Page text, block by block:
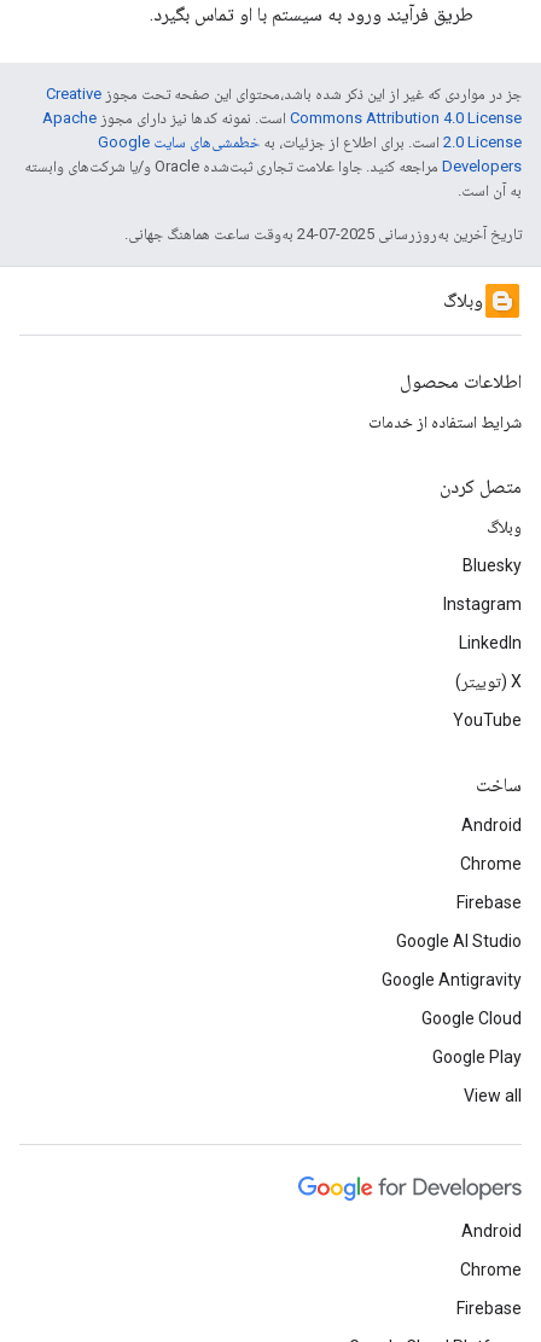
طریق فرآیند ورود به سیستم با او تماس بگیرد.
جز در مواردی که غیر از این ذکر شده باشد،‌محتوای این صفحه تحت مجوز Creative
Commons Attribution 4.0 License است. نمونه کدها نیز دارای مجوز Apache
2.0 License است. برای اطلاع از جزئیات، به
خطمشی‌های سایت Google
Developers‏
مراجعه کنید. جاوا علامت تجاری ثبت‌شده Oracle و/یا شرکت‌های وابسته
به آن است.
تاریخ آخرین به‌روزرسانی 2025-07-24 به‌وقت ساعت هماهنگ جهانی.
وبلاگ
اطلاعات محصول
شرایط استفاده از خدمات
متصل کردن
وبلاگ
Bluesky
Instagram
LinkedIn
‫X (توییتر)
YouTube
ساخت
Android
Chrome
Firebase
Google AI Studio
Google Antigravity
Google Cloud
Google Play
View all
Android
Chrome
Firebase